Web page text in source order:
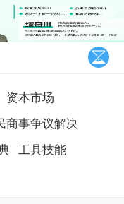
资本市场
商事争议解决
工具技能